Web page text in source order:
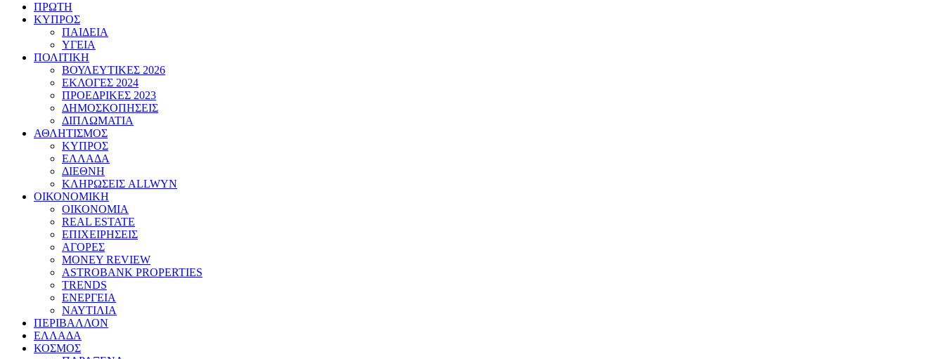
ΠΡΩΤΗ
ΚΥΠΡΟΣ
ΠΑΙΔΕΙΑ
ΥΓΕΙΑ
ΠΟΛΙΤΙΚΗ
ΒΟΥΛΕΥΤΙΚΕΣ 2026
ΕΚΛΟΓΕΣ 2024
ΠΡΟΕΔΡΙΚΕΣ 2023
ΔΗΜΟΣΚΟΠΗΣΕΙΣ
ΔΙΠΛΩΜΑΤΙΑ
ΑΘΛΗΤΙΣΜΟΣ
ΚΥΠΡΟΣ
ΕΛΛΑΔΑ
ΔΙΕΘΝΗ
ΚΛΗΡΩΣΕΙΣ ALLWYN
ΟΙΚΟΝΟΜΙΚΗ
ΟΙΚΟΝΟΜΙΑ
REAL ESTATE
ΕΠΙΧΕΙΡΗΣΕΙΣ
ΑΓΟΡΕΣ
MONEY REVIEW
ASTROBANK PROPERTIES
TRENDS
ΕΝΕΡΓΕΙΑ
ΝΑΥΤΙΛΙΑ
ΠΕΡΙΒΑΛΛΟΝ
ΕΛΛΑΔΑ
ΚΟΣΜΟΣ